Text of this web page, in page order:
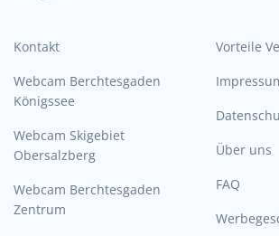
Kontakt
Webcam Berchtesgaden
Königssee
Webcam Skigebiet
Obersalzberg
Webcam Berchtesgaden
Zentrum
Vorteile
Über uns
FAQ